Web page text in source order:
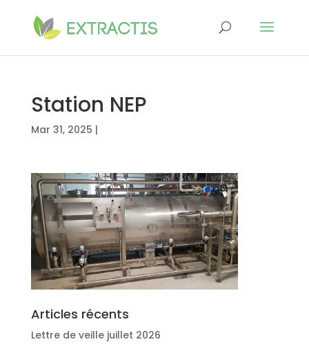
Station NEP
Mar 31, 2025 |
Articles récents
Lettre de veille juillet 2026